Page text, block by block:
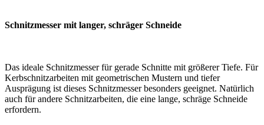
Schnitzmesser mit langer, schräger Schneide
Das ideale Schnitzmesser für gerade Schnitte mit größerer Tiefe. Für
Kerbschnitzarbeiten mit geometrischen Mustern und tiefer
Ausprägung ist dieses Schnitzmesser besonders geeignet. Natürlich
auch für andere Schnitzarbeiten, die eine lange, schräge Schneide
erfordern.